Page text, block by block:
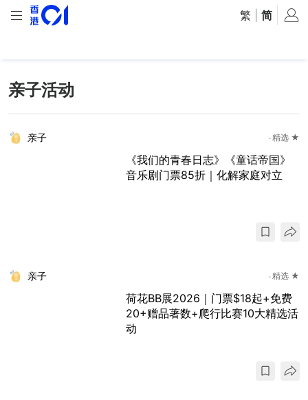
繁 简
亲子活动
亲子 精选 ★
《我们的青春日志》《童话帝国》
音乐剧门票85折｜化解家庭对立
亲子 精选 ★
荷花BB展2026｜门票$18起+免费
20+赠品著数+爬行比赛10大精选活
动